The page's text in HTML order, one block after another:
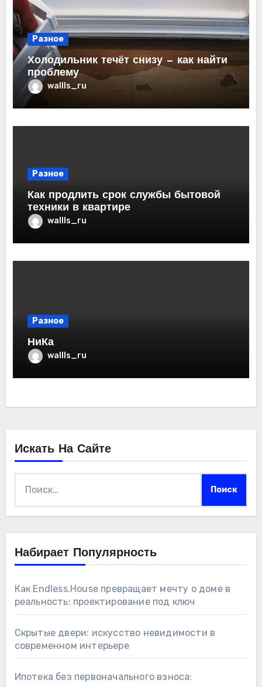
Разное
Холодильник течёт снизу — как найти
проблему
wallls_ru
Разное
Как продлить срок службы бытовой
техники в квартире
wallls_ru
Разное
НиКа
wallls_ru
Искать На Сайте
Набирает Популярность
Как Endless.House превращает мечту о доме в
реальность: проектирование под ключ
Скрытые двери: искусство невидимости в
современном интерьере
Ипотека без первоначального взноса: